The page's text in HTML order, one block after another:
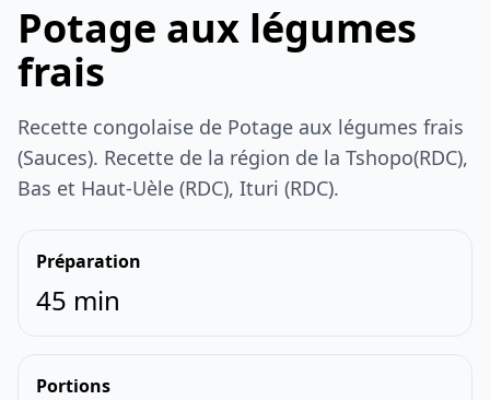
Potage aux légumes
frais
Recette congolaise de Potage aux légumes frais
(Sauces). Recette de la région de la Tshopo(RDC),
Bas et Haut-Uèle (RDC), Ituri (RDC).
Préparation
45 min
Portions